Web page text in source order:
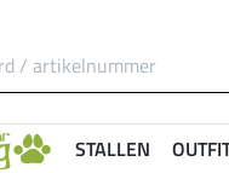
STALLEN